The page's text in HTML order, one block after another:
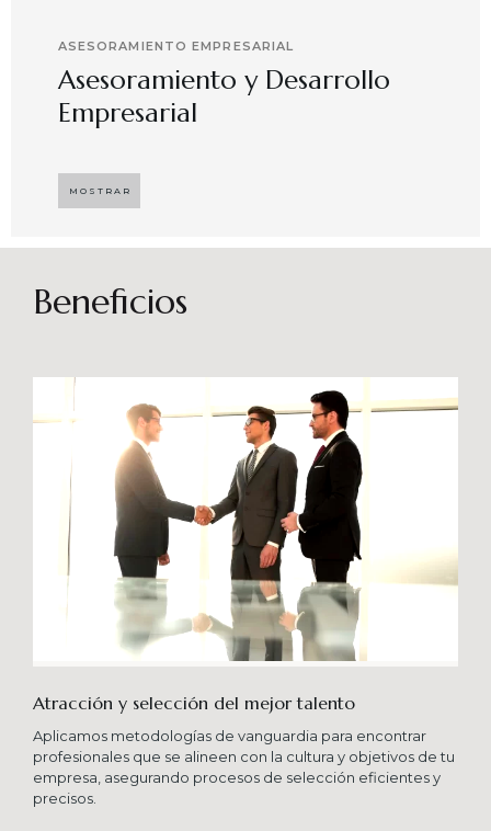
ASESORAMIENTO EMPRESARIAL
Asesoramiento y Desarrollo
Empresarial
desarrollar el compromiso y motivación en el
capital humano en ambientes de trabajo más
sostenibles en el tiempo. Brindando soporte
especializado en proyectos integrales que
potencien su crecimiento en los niveles
esperados combinando una serie de buenas
prácticas y diversas metodologías.
MOSTRAR
Beneficios
Atracción y selección del mejor talento
Aplicamos metodologías de vanguardia para encontrar
profesionales que se alineen con la cultura y objetivos de tu
empresa, asegurando procesos de selección eficientes y
precisos.